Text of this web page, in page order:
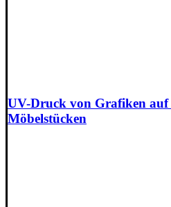
UV-Druck von Grafiken
Möbelstücken